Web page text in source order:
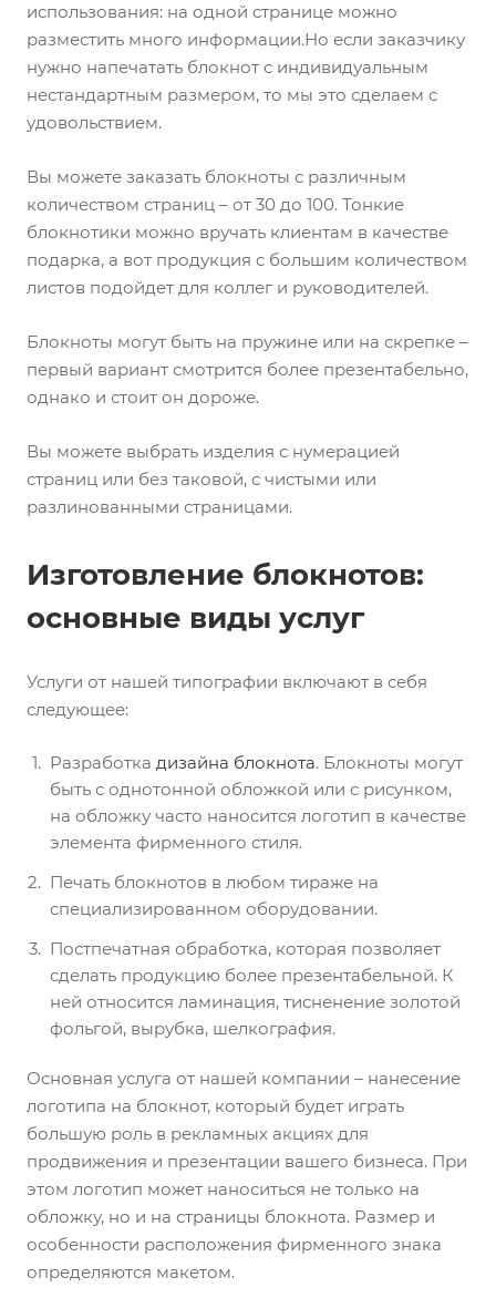
использования: на одной странице можно
разместить много информации.Но если заказчику
нужно напечатать блокнот с индивидуальным
нестандартным размером, то мы это сделаем с
удовольствием.
Вы можете заказать блокноты с различным
количеством страниц – от 30 до 100. Тонкие
блокнотики можно вручать клиентам в качестве
подарка, а вот продукция с большим количеством
листов подойдет для коллег и руководителей.
Блокноты могут быть на пружине или на скрепке –
первый вариант смотрится более презентабельно,
однако и стоит он дороже.
Вы можете выбрать изделия с нумерацией
страниц или без таковой, с чистыми или
разлинованными страницами.
Изготовление блокнотов:
основные виды услуг
Услуги от нашей типографии включают в себя
следующее:
Разработка дизайна блокнота. Блокноты могут
быть с однотонной обложкой или с рисунком,
на обложку часто наносится логотип в качестве
элемента фирменного стиля.
Печать блокнотов в любом тираже на
специализированном оборудовании.
Постпечатная обработка, которая позволяет
сделать продукцию более презентабельной. К
ней относится ламинация, тисненение золотой
фольгой, вырубка, шелкография.
Основная услуга от нашей компании – нанесение
логотипа на блокнот, который будет играть
большую роль в рекламных акциях для
продвижения и презентации вашего бизнеса. При
этом логотип может наноситься не только на
обложку, но и на страницы блокнота. Размер и
особенности расположения фирменного знака
определяются макетом.